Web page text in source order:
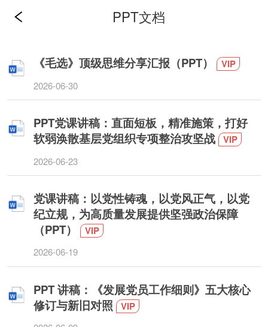
PPT文档
《毛选》顶级思维分享汇报（PPT） VIP
2026-06-30
PPT党课讲稿：直面短板，精准施策，打好
软弱涣散基层党组织专项整治攻坚战 VIP
2026-06-23
党课讲稿：以党性铸魂，以党风正气，以党
纪立规，为高质量发展提供坚强政治保障
（PPT）
VIP
2026-06-19
PPT 讲稿：《发展党员工作细则》五大核心
修订与新旧对照
VIP